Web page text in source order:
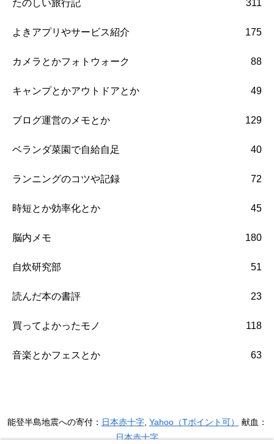
たのしい旅行記 311
よきアプリやサービス紹介 175
カメラとかフォトウォーク 88
キャンプとかアウトドアとか 49
ブログ運営のメモとか 129
ベランダ菜園で自給自足 40
ランニングのコツや記録 72
時短とか効率化とか 45
脳内メモ 180
自炊研究部 51
読んだ本の書評 23
買ってよかったモノ 118
音楽とかフェスとか 63
能登半島地震への寄付： 日本赤十字, Yahoo（Tポイント可）
献血：
日本赤十字